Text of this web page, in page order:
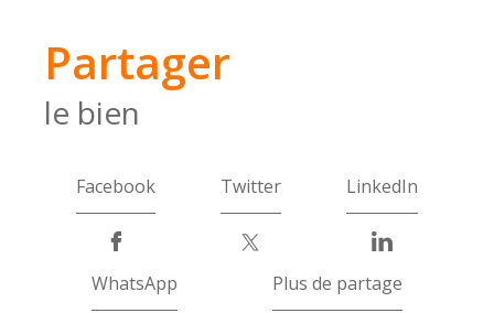
partager
le bien
Facebook Twitter LinkedIn
WhatsApp Plus de partage